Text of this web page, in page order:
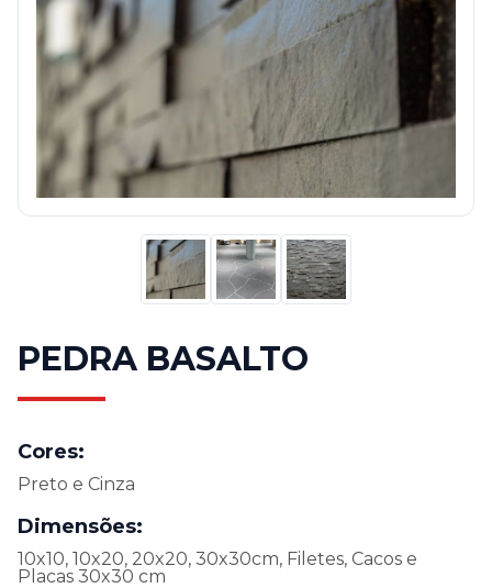
PEDRA BASALTO
Cores:
Preto e Cinza
Dimensões:
10x10, 10x20, 20x20, 30x30cm, Filetes, Cacos e
Placas 30x30 cm